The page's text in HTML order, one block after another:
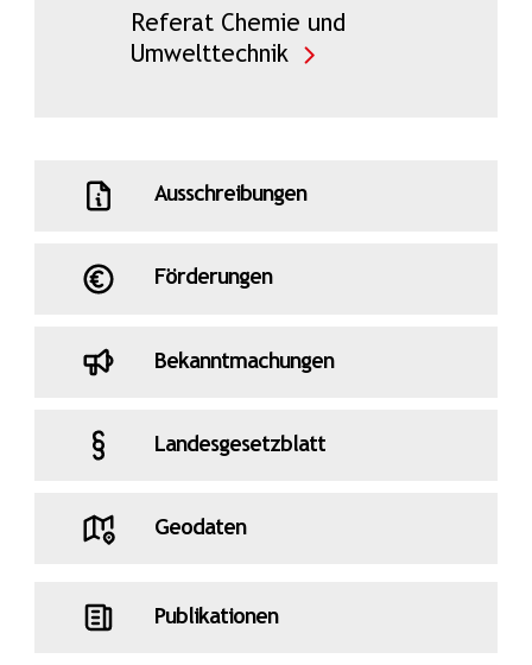
Referat Chemie und
Umwelttechnik
Ausschreibungen
Förderungen
Bekanntmachungen
Landesgesetzblatt
Geodaten
Publikationen